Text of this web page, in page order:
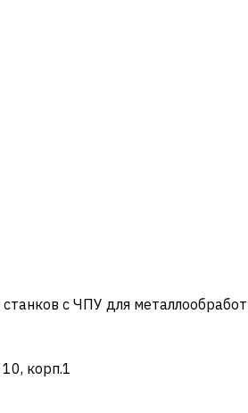
с ЧПУ для
корп.1